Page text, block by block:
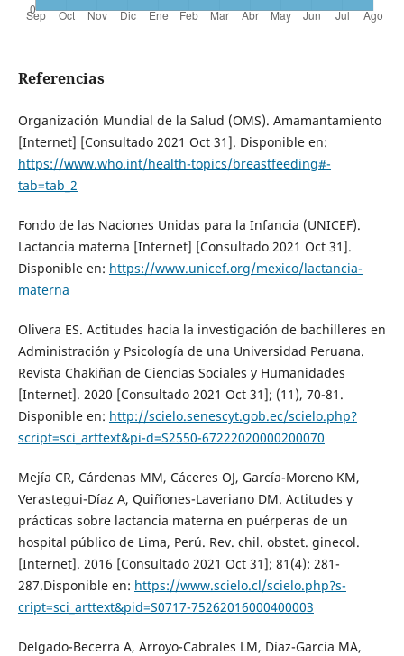
Referencias
Organización Mundial de la Salud (OMS). Amamantamiento
[Internet] [Consultado 2021 Oct 31]. Disponible en:
https://www.who.int/health-topics/breastfeeding#-
tab=tab_2
Fondo de las Naciones Unidas para la Infancia (UNICEF).
Lactancia materna [Internet] [Consultado 2021 Oct 31].
Disponible en: https://www.unicef.org/mexico/lactancia-
materna
Olivera ES. Actitudes hacia la investigación de bachilleres en
Administración y Psicología de una Universidad Peruana.
Revista Chakiñan de Ciencias Sociales y Humanidades
[Internet]. 2020 [Consultado 2021 Oct 31]; (11), 70-81.
Disponible en: http://scielo.senescyt.gob.ec/scielo.php?
script=sci_arttext&pi-d=S2550-67222020000200070
Mejía CR, Cárdenas MM, Cáceres OJ, García-Moreno KM,
Verastegui-Díaz A, Quiñones-Laveriano DM. Actitudes y
prácticas sobre lactancia materna en puérperas de un
hospital público de Lima, Perú. Rev. chil. obstet. ginecol.
[Internet]. 2016 [Consultado 2021 Oct 31]; 81(4): 281-
287.Disponible en: https://www.scielo.cl/scielo.php?s-
cript=sci_arttext&pid=S0717-75262016000400003
Delgado-Becerra A, Arroyo-Cabrales LM, Díaz-García MA,